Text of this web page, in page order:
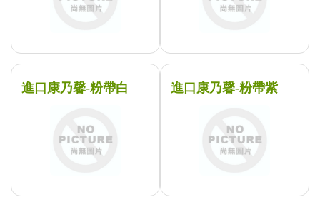
進口康乃馨-粉帶白 進口康乃馨-粉帶紫